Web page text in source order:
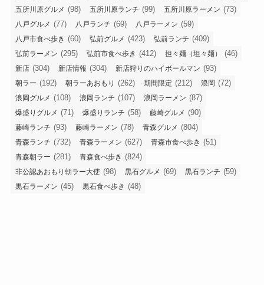
五所川原グルメ (98) 五所川原ランチ (99) 五所川原ラーメン (73)
八戸グルメ (77) 八戸ランチ (69) 八戸ラーメン (59)
八戸市食べ歩き (60) 弘前グルメ (423) 弘前ランチ (409)
弘前ラーメン (295) 弘前市食べ歩き (412) 担々麺（坦々麺） (46)
新店 (304) 新店情報 (304) 新店狩りのハイボールマン (93)
朝ラー (192) 朝ラーあおもり (262) 期間限定 (212) 浪岡 (72)
浪岡グルメ (108) 浪岡ランチ (107) 浪岡ラーメン (87)
爆盛りグルメ (71) 爆盛りランチ (58) 藤崎グルメ (90)
藤崎ランチ (93) 藤崎ラーメン (78) 青森グルメ (804)
青森ランチ (732) 青森ラーメン (627) 青森市食べ歩き (51)
青森朝ラー (281) 青森食べ歩き (824)
非公認あおもり朝ラー大使 (98) 黒石グルメ (69) 黒石ランチ (59)
黒石ラーメン (45) 黒石食べ歩き (48)